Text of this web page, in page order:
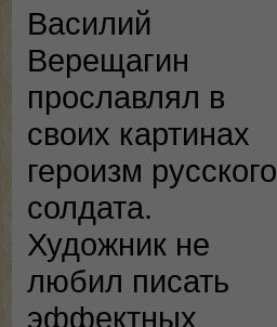
Василий
Верещагин
прославлял в
своих картинах
героизм русского
солдата.
Художник не
любил писать
эффектных